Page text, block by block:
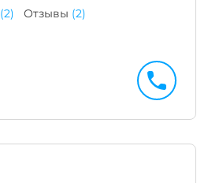
(2) Отзывы (2)